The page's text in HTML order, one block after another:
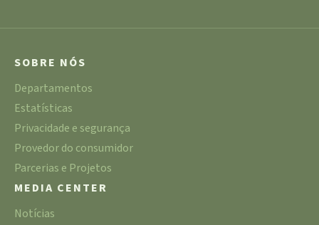
SOBRE NÓS
Departamentos
Estatísticas
Privacidade e segurança
Provedor do consumidor
Parcerias e Projetos
MEDIA CENTER
Notícias